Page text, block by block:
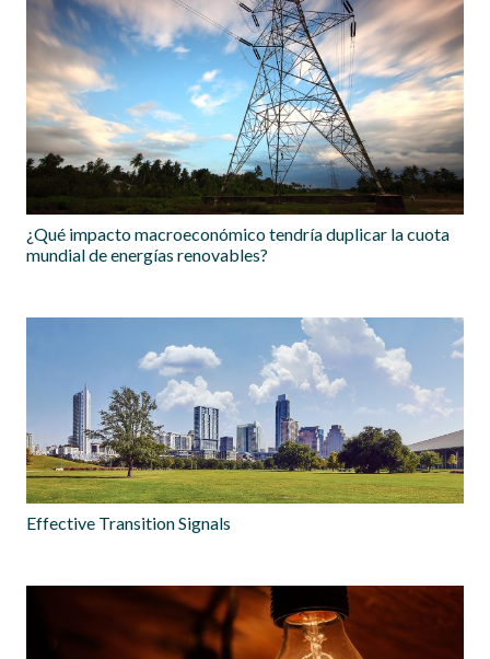
¿Qué impacto macroeconómico tendría duplicar la cuota
mundial de energías renovables?
Effective Transition Signals